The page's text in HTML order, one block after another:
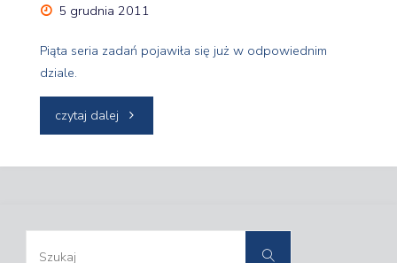
finałowa"
5 grudnia 2011
Piąta seria zadań pojawiła się już w odpowiednim
dziale.
czytaj dalej "Optics
seria
Szukaj